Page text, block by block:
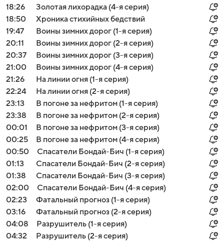
18:26
Золотая лихорадка (4-я серия)
18:50
Хроника стихийных бедствий
19:47
Воины зимних дорог (1-я серия)
20:11
Воины зимних дорог (2-я серия)
20:37
Воины зимних дорог (3-я серия)
21:00
Воины зимних дорог (4-я серия)
21:26
На линии огня (1-я серия)
22:24
На линии огня (2-я серия)
23:13
В погоне за нефритом (1-я серия)
23:38
В погоне за нефритом (2-я серия)
00:01
В погоне за нефритом (3-я серия)
00:25
В погоне за нефритом (4-я серия)
00:50
Спасатели Бондай-Бич (1-я серия)
01:13
Спасатели Бондай-Бич (2-я серия)
01:38
Спасатели Бондай-Бич (3-я серия)
02:00
Спасатели Бондай-Бич (4-я серия)
02:23
Фатальный прогноз (1-я серия)
03:16
Фатальный прогноз (2-я серия)
04:08
Разрушитель (1-я серия)
04:32
Разрушитель (2-я серия)